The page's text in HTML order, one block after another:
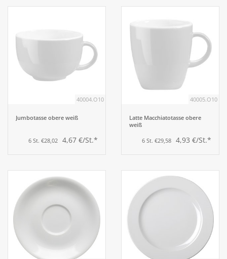
40004.O10
Jumbotasse obere weiß
6 St. €28,02 4,67 €/St.*
40005.O10
Latte Macchiatotasse obere
weiß
6 St. €29,58 4,93 €/St.*